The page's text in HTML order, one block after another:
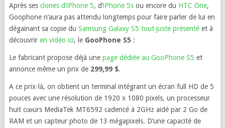
Après ses clones d’iPhone 5, d’iPhone 5sou encore du HTC One,
Goophone n’aura pas attendu longtemps pour faire parler de lui en
dégainant sa copie du Samsung Galaxy S5 tout juste présentéet à
découvrir en vidéo ici, le GooPhone S5 :
Le fabricant propose déjà une page dédiée au GooPhone S5 et
annonce même un prix de 299,99 $.
A ce prix-là, on obtient un terminal intégrant un écran full HD de 5
pouces avec une résolution de 1920 x 1080 pixels, un processeur
huit cœurs MediaTek MT6592 cadencé à 2GHz aidé par 2 Go de
RAM et un capteur photo de 13 mégapixels. D’une capacité de